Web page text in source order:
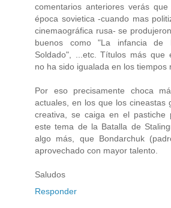
comentarios anteriores verás
época sovietica -cuando mas
cinemaográfica rusa- se
buenos como "La infancia de
Soldado", ...etc. Títulos más que
no ha sido igualada en los tiempos
Por eso precisamente choca
actuales, en los que los cineastas
creativa, se caiga en el pastiche
este tema de la Batalla de
algo más, que Bondarchuk
aprovechado con mayor talento.
Saludos
Responder